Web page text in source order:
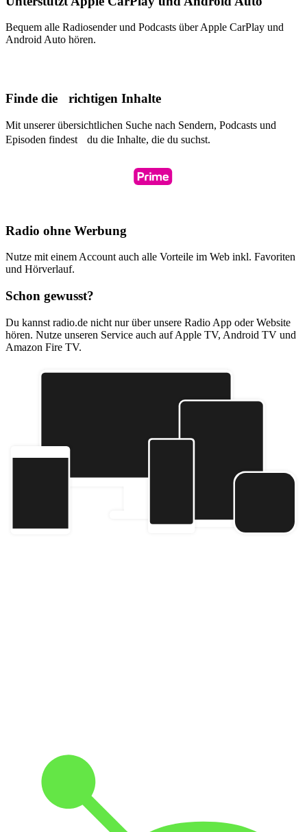
Bequem alle Radiosender und Podcasts über Apple CarPlay und
Android Auto hören.
Finde die richtigen Inhalte
Mit unserer übersichtlichen Suche nach Sendern, Podcasts und
Episoden findest du die Inhalte, die du suchst.
Radio ohne Werbung
Nutze mit einem Account auch alle Vorteile im Web inkl. Favoriten
und Hörverlauf.
Schon gewusst?
Du kannst radio.de nicht nur über unsere Radio App oder Website
hören. Nutze unseren Service auch auf Apple TV, Android TV und
Amazon Fire TV.